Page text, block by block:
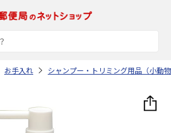
お手入れ シャンプー・トリミング用品（小動